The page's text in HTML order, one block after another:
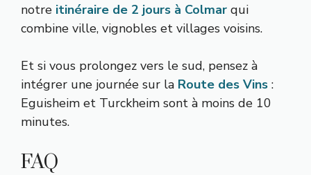
notre itinéraire de 2 jours à Colmar qui
combine ville, vignobles et villages voisins.
Et si vous prolongez vers le sud, pensez à
intégrer une journée sur la Route des Vins :
Eguisheim et Turckheim sont à moins de 10
minutes.
FAQ